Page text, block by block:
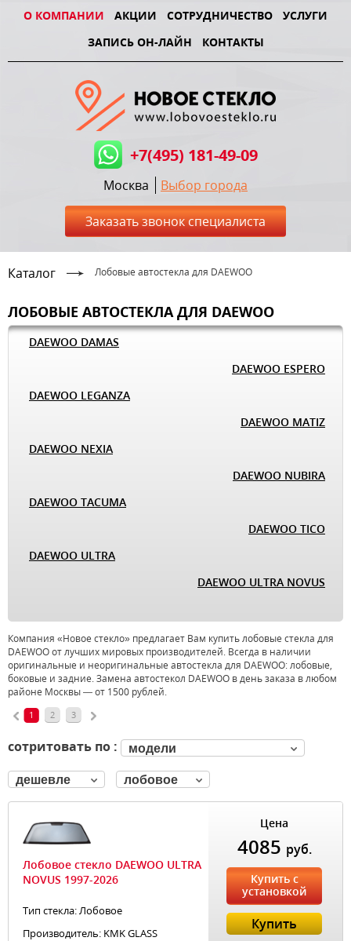
О КОМПАНИИ АКЦИИ СОТРУДНИЧЕСТВО
УСЛУГИ
ЗАПИСЬ ОН-ЛАЙН
КОНТАКТЫ
+7(495) 181-49-09
Москва Выбор города
Заказать звонок специалиста
Каталог Лобовые автостекла для DAEWOO
ЛОБОВЫЕ АВТОСТЕКЛА ДЛЯ DAEWOO
DAEWOO DAMAS
DAEWOO ESPERO
DAEWOO LEGANZA
DAEWOO MATIZ
DAEWOO NEXIA
DAEWOO NUBIRA
DAEWOO TACUMA
DAEWOO TICO
DAEWOO ULTRA
DAEWOO ULTRA NOVUS
Компания «Новое стекло» предлагает Вам купить лобовые стекла для
DAEWOO от лучших мировых производителей. Всегда в наличии
оригинальные и неоригинальные автостекла для DAEWOO: лобовые,
боковые и задние. Замена автостекол DAEWOO в день заказа в любом
районе Москвы — от 1500 рублей.
1 2 3
сотритовать по : модели
дешевле лобовое
Лобовое стекло DAEWOO ULTRA
NOVUS 1997-2026
Тип стекла: Лобовое
Производитель: KMK GLASS
Цена
4085 руб.
Купить с
установкой
Купить